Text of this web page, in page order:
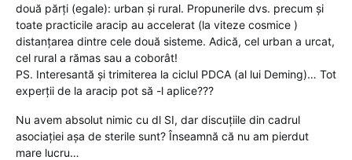
două părți (egale): urban și rural. Propunerile dvs. precum și
toate practicile aracip au accelerat (la viteze cosmice )
distanțarea dintre cele două sisteme. Adică, cel urban a urcat,
cel rural a rămas sau a coborât!
PS. Interesantă și trimiterea la ciclul PDCA (al lui Deming)… Tot
experții de la aracip pot să -l aplice???
Nu avem absolut nimic cu dl SI, dar discuțiile din cadrul
asociației așa de sterile sunt? Înseamnă că nu am pierdut
mare lucru…